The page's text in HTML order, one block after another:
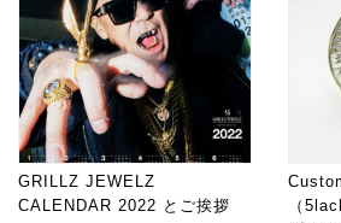
GRILLZ JEWELZ
CALENDAR 2022 とご挨拶
（